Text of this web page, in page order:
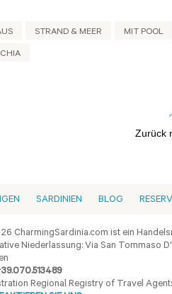
STRAND & MEER MIT POOL
Zurück
SARDINIEN BLOG
CharmingSardinia.com ist ein
Niederlassung: Via San Tommaso
Regional Registry of Travel